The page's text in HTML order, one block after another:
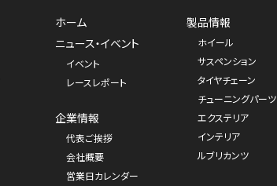
ホーム
ニュース・イベント
イベント
レースレポート
企業情報
代表ご挨拶
会社概要
営業日カレンダー
製品情報
ホイール
サスペンション
タイヤチェーン
チューニングパーツ
エクステリア
インテリア
ルブリカンツ